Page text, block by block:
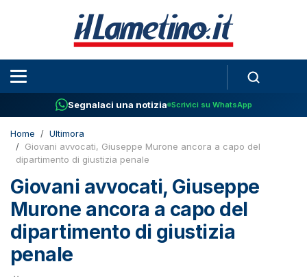
Segnalaci una notizia Scrivici su WhatsApp
Home
Ultimora
Giovani avvocati, Giuseppe Murone ancora a capo del
dipartimento di giustizia penale
Giovani avvocati, Giuseppe
Murone ancora a capo del
dipartimento di giustizia
penale